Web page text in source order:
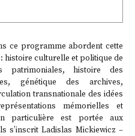
ce programme abordent cette
histoire culturelle et politique de
patrimoniales, histoire des
génétique des archives,
transnationale des idées
mémorielles et
particulière est portée aux
s’inscrit Ladislas Mickiewicz –